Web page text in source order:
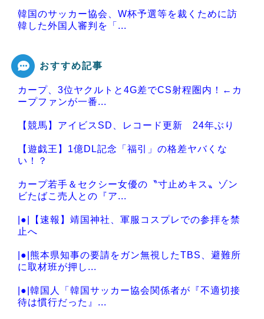
韓国のサッカー協会、W杯予選等を裁くために訪
韓した外国人審判を「...
Powered by livedoor 相互RSS
おすすめ記事
カープ、3位ヤクルトと4G差でCS射程圏内！←カ
ープファンが一番...
【競馬】アイビスSD、レコード更新 24年ぶり
【遊戯王】1億DL記念「福引」の格差ヤバくな
い！？
カープ若手＆セクシー女優の〝寸止めキス〟ゾン
ビたばこ売人との『ア...
|●|【速報】靖国神社、軍服コスプレでの参拝を禁
止へ
|●|熊本県知事の要請をガン無視したTBS、避難所
に取材班が押し...
|●|韓国人「韓国サッカー協会関係者が『不適切接
待は慣行だった』...